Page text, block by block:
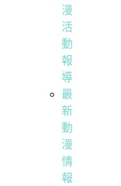
漫
活
動
報
導
最
新
動
漫
情
報